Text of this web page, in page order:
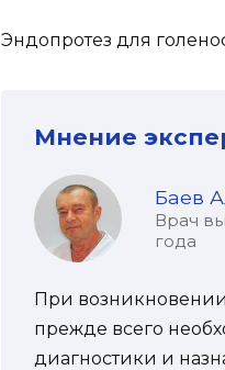
Эндопротез для
Мнение
Баев
Врач
года
При возникновении
прежде всего
диагностики и